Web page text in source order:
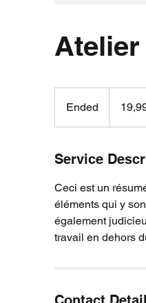
Ended
n
e
Service
Ceci est un
éléments qui y
également
travail en dehors